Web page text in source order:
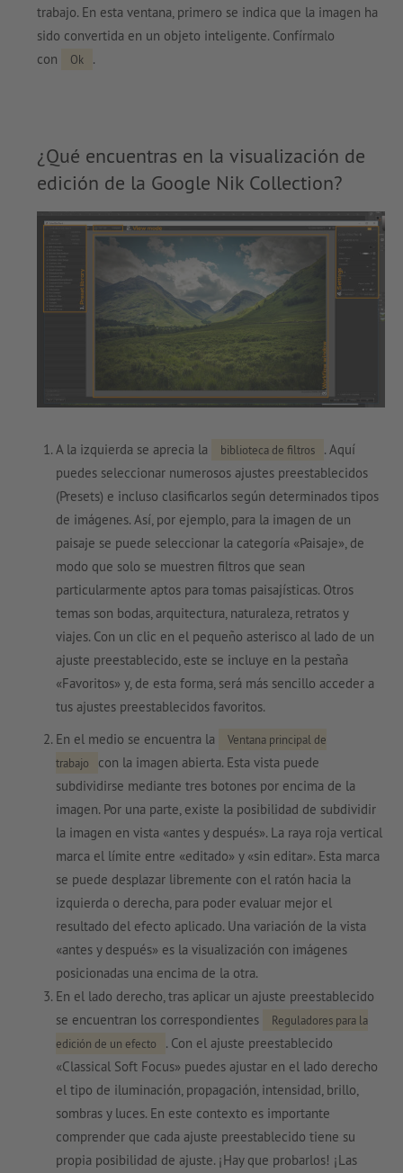
trabajo. En esta ventana, primero se indica que la imagen ha
sido convertida en un objeto inteligente. Confírmalo
con
Ok .
¿Qué encuentras en la visualización de
edición de la Google Nik Collection?
A la izquierda se aprecia la biblioteca de filtros
. Aquí
puedes seleccionar numerosos ajustes preestablecidos
(Presets) e incluso clasificarlos según determinados tipos
de imágenes. Así, por ejemplo, para la imagen de un
paisaje se puede seleccionar la categoría «Paisaje», de
modo que solo se muestren filtros que sean
particularmente aptos para tomas paisajísticas. Otros
temas son bodas, arquitectura, naturaleza, retratos y
viajes. Con un clic en el pequeño asterisco al lado de un
ajuste preestablecido, este se incluye en la pestaña
«Favoritos» y, de esta forma, será más sencillo acceder a
tus ajustes preestablecidos favoritos.
En el medio se encuentra la
Ventana principal de
trabajo
con la imagen abierta. Esta vista puede
subdividirse mediante tres botones por encima de la
imagen. Por una parte, existe la posibilidad de subdividir
la imagen en vista «antes y después». La raya roja vertical
marca el límite entre «editado» y «sin editar». Esta marca
se puede desplazar libremente con el ratón hacia la
izquierda o derecha, para poder evaluar mejor el
resultado del efecto aplicado. Una variación de la vista
«antes y después» es la visualización con imágenes
posicionadas una encima de la otra.
En el lado derecho, tras aplicar un ajuste preestablecido
se encuentran los correspondientes
Reguladores para la
edición de un efecto
. Con el ajuste preestablecido
«Classical Soft Focus» puedes ajustar en el lado derecho
el tipo de iluminación, propagación, intensidad, brillo,
sombras y luces. En este contexto es importante
comprender que cada ajuste preestablecido tiene su
propia posibilidad de ajuste. ¡Hay que probarlos! ¡Las